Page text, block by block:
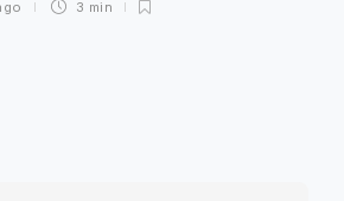
3 min